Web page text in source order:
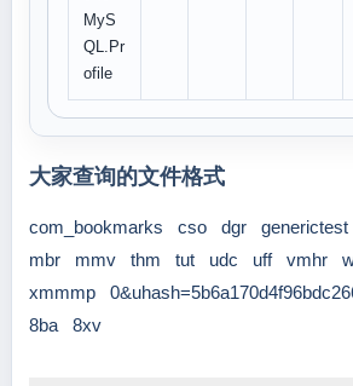
MyS
QL.Pr
ofile
大家查询的文件格式
com_bookmarks cso dgr generictest
mbr
mmv thm tut udc uff vmhr
xmmmp
8ba
8xv